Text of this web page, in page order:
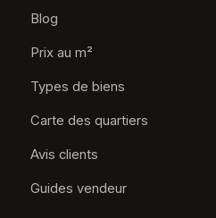
Blog
Prix au m²
Types de biens
Carte des quartiers
Avis clients
Guides vendeur